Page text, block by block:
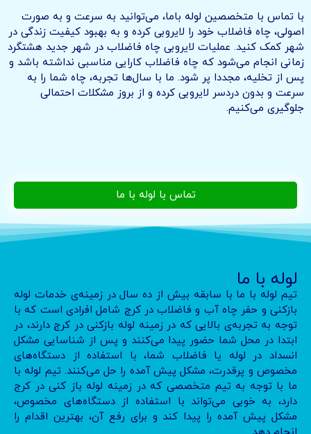
با تماس با متخصصین لوله باما، می‌توانید به سرعت و به صورت
اصولی، چاه فاضلاب خود را لایروبی کرده و به بهبود کیفیت زندگی در
شهر کمک کنید. عملیات لایروبی چاه فاضلاب در شهر جدید هشتگرد
زمانی انجام می‌شود که چاه فاضلاب کارایی مناسبی نداشته باشد و
پس از تخلیه، مجددا پر شود. ما با سال‌ها تجربه، چاه شما را به
سرعت و بدون دردسر لایروبی کرده و از بروز مشکلات احتمالی
جلوگیری می‌کنیم.
تماس با لوله با ما
لوله با ما
تیم لوله با ما با سابقه بیش از ده سال در زمینه‌ی خدمات لوله
بازکنی و حفر چاه آب و فاضلاب در کرج شامل افرادی است که با
توجه به تجربه‌ی بالایی که در زمینه لوله بازکنی در کرج دارند، در
ابتدا در محل شما حضور پیدا می‌کنند و پس از شناسایی مشکل
انسداد در لوله یا فاضلاب شما، با استفاده از دستگاه‌های
مخصوص و پرقدرت، مشکل پیش آمده را حل می‌کنند. تیم لوله با
ما با توجه به تیم متخصصی که در زمینه لوله باز کنی در کرج
دارد، به خوبی می‌تواند با استفاده از دستگاه‌های مخصوص،
مشکل پیش آمده را پیدا کند و برای رفع آن، بهترین اقدام را